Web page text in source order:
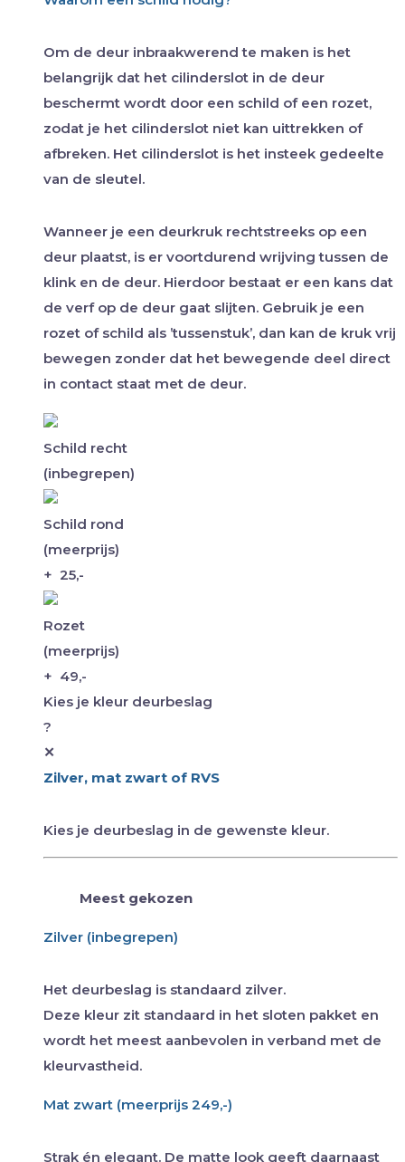
Om de deur inbraakwerend te maken is het
belangrijk dat het cilinderslot in de deur
beschermt wordt door een schild of een rozet,
zodat je het cilinderslot niet kan uittrekken of
afbreken. Het cilinderslot is het insteek gedeelte
van de sleutel.
Wanneer je een deurkruk rechtstreeks op een
deur plaatst, is er voortdurend wrijving tussen de
klink en de deur. Hierdoor bestaat er een kans dat
de verf op de deur gaat slijten. Gebruik je een
rozet of schild als ’tussenstuk’, dan kan de kruk vrij
bewegen zonder dat het bewegende deel direct
in contact staat met de deur.
Schild recht
(inbegrepen)
Schild rond
(meerprijs)
+ 25,-
Rozet
(meerprijs)
+ 49,-
Kies je kleur deurbeslag
?
✕
Zilver, mat zwart of RVS
Kies je deurbeslag in de gewenste kleur.
Meest gekozen
Zilver (inbegrepen)
Het deurbeslag is standaard zilver.
Deze kleur zit standaard in het sloten pakket en
wordt het meest aanbevolen in verband met de
kleurvastheid.
Mat zwart (meerprijs 249,-)
Strak én elegant. De matte look geeft daarnaast